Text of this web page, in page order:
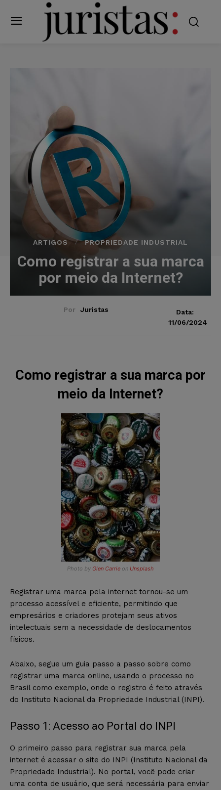
ARTIGOS PROPRIEDADE INDUSTRIAL
Como registrar a sua marca
por meio da Internet?
Por Juristas
Data:
11/06/2024
Como registrar a sua marca por
meio da Internet?
Photo by Glen Carrie on Unsplash
Registrar uma marca pela internet tornou-se um
processo acessível e eficiente, permitindo que
empresários e criadores protejam seus ativos
intelectuais sem a necessidade de deslocamentos
físicos.
Abaixo, segue um guia passo a passo sobre como
registrar uma marca online, usando o processo no
Brasil como exemplo, onde o registro é feito através
do Instituto Nacional da Propriedade Industrial (INPI).
Passo 1: Acesso ao Portal do INPI
O primeiro passo para registrar sua marca pela
internet é acessar o site do INPI (Instituto Nacional da
Propriedade Industrial). No portal, você pode criar
uma conta de usuário, que será necessária para enviar